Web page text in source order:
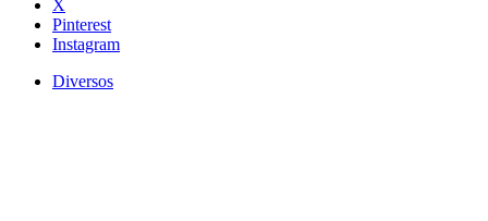
X
Pinterest
Instagram
Diversos